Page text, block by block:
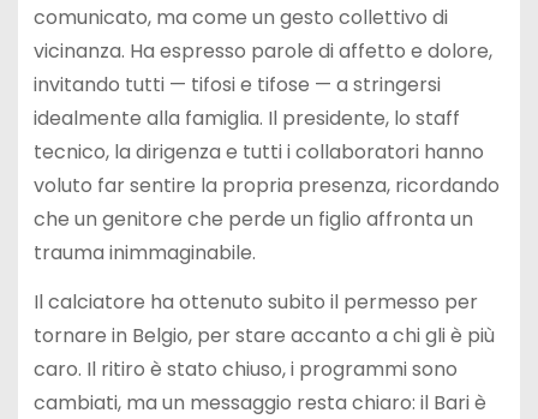
comunicato, ma come un gesto collettivo di
vicinanza. Ha espresso parole di affetto e dolore,
invitando tutti — tifosi e tifose — a stringersi
idealmente alla famiglia. Il presidente, lo staff
tecnico, la dirigenza e tutti i collaboratori hanno
voluto far sentire la propria presenza, ricordando
che un genitore che perde un figlio affronta un
trauma inimmaginabile.
Il calciatore ha ottenuto subito il permesso per
tornare in Belgio, per stare accanto a chi gli è più
caro. Il ritiro è stato chiuso, i programmi sono
cambiati, ma un messaggio resta chiaro: il Bari è